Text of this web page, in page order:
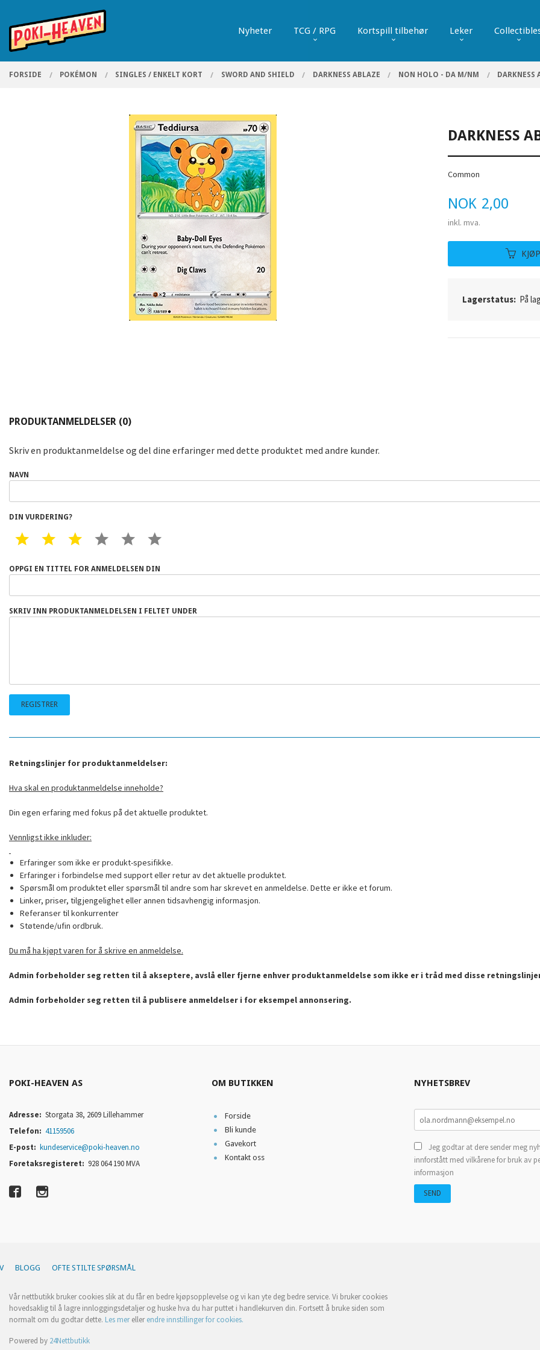
innholdet
PRODUKTER
Nyheter TCG / RPG Kortspill tilbehør Leker
FORSIDE POKÉMON SINGLES / ENKELT KORT SWORD AND SHIELD DARKNESS ABLAZE NON HOLO - DA M/NM
DARKNESS
Common
Pris
NOK 2,00
inkl. mva.
KJØP
Lagerstatus: På
PRODUKTANMELDELSER (0)
Skriv en produktanmeldelse og del dine erfaringer med dette produktet med andre kunder.
NAVN
DIN VURDERING?
1 STAR2 STAR3 STAR4 STAR5 STAR
OPPGI EN TITTEL FOR ANMELDELSEN DIN
SKRIV INN PRODUKTANMELDELSEN I FELTET UNDER
Retningslinjer for produktanmeldelser:
Hva skal en produktanmeldelse inneholde?
Din egen erfaring med fokus på det aktuelle produktet.
Vennligst ikke inkluder:
Erfaringer som ikke er produkt-spesifikke.
Erfaringer i forbindelse med support eller retur av det aktuelle produktet.
Spørsmål om produktet eller spørsmål til andre som har skrevet en anmeldelse. Dette er ikke et forum.
Linker, priser, tilgjengelighet eller annen tidsavhengig informasjon.
Referanser til konkurrenter
Støtende/ufin ordbruk.
Du må ha kjøpt varen for å skrive en anmeldelse.
Admin forbeholder seg retten til å akseptere, avslå eller fjerne enhver produktanmeldelse som ikke er i tråd med disse
Admin forbeholder seg retten til å publisere anmeldelser i for eksempel annonsering.
POKI-HEAVEN AS
Adresse: Storgata 38, 2609 Lillehammer
Telefon: 41159506
E-post: kundeservice@poki-heaven.no
Foretaksregisteret: 928 064 190 MVA
OM BUTIKKEN
Forside
Bli kunde
Gavekort
Kontakt oss
NYHETSBREV
Jeg godtar at dere sender meg
innforstått med vilkårene for bruk av
informasjon
BLOGG OFTE STILTE SPØRSMÅL
Vår nettbutikk bruker cookies slik at du får en bedre kjøpsopplevelse og vi kan yte deg bedre service. Vi bruker cookies
hovedsaklig til å lagre innloggingsdetaljer og huske hva du har puttet i handlekurven din. Fortsett å bruke siden som
normalt om du godtar dette. Les merellerendre innstillinger for cookies.
Powered by 24Nettbutikk